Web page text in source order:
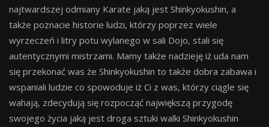
najtwardszej odmiany Karate jaką jest Shinkyokushin, a
także poznacie historie ludzi, którzy poprzez wiele
wyrzeczeń i litry potu wylanego w sali Dojo, stali się
autentycznymi mistrzami. Mamy także nadzieję iż uda nam
się przekonać was że Shinkyokushin to także dobra zabawa i
wspaniali ludzie co spowoduje iż Ci z was, którzy ciągle się
wahają, zdecydują się rozpocząć największą przygodę
swojego życia jaką jest droga sztuki walki Shinkyokushin